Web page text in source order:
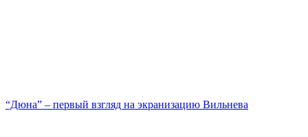
“Дюна” – первый взгляд на экранизацию Вильнева